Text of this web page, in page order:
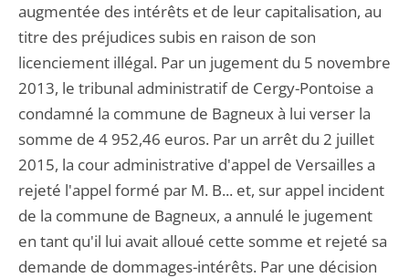
augmentée des intérêts et de leur capitalisation, au
titre des préjudices subis en raison de son
licenciement illégal. Par un jugement du 5 novembre
2013, le tribunal administratif de Cergy-Pontoise a
condamné la commune de Bagneux à lui verser la
somme de 4 952,46 euros. Par un arrêt du 2 juillet
2015, la cour administrative d'appel de Versailles a
rejeté l'appel formé par M. B... et, sur appel incident
de la commune de Bagneux, a annulé le jugement
en tant qu'il lui avait alloué cette somme et rejeté sa
demande de dommages-intérêts. Par une décision